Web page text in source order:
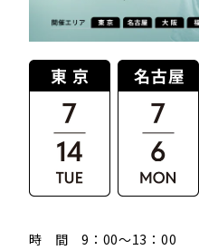
時 間 9：00〜13：00
プライムサロン会員の方
パスワード